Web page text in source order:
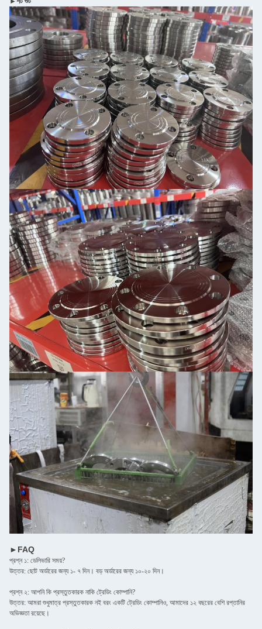
►FAQ
প্রশ্ন ১: ডেলিভারি সময়?
উত্তর: ছোট অর্ডারের জন্য ১- ৭ দিন। বড় অর্ডারের জন্য ১০-২০ দিন।
প্রশ্ন ২: আপনি কি প্রস্তুতকারক নাকি ট্রেডিং কোম্পানি?
উত্তর: আমরা শুধুমাত্র প্রস্তুতকারক নই বরং একটি ট্রেডিং কোম্পানিও, আমাদের ১২ বছরের বেশি রপ্তানির
অভিজ্ঞতা রয়েছে।